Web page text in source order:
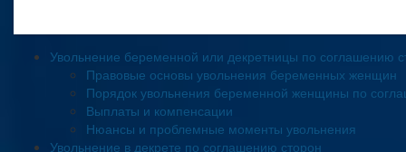
Увольнение беременной или декретницы по соглашению
Правовые основы увольнения беременных женщин
Порядок увольнения беременной женщины по
Выплаты и компенсации
Нюансы и проблемные моменты увольнения
Увольнение в декрете по соглашению сторон